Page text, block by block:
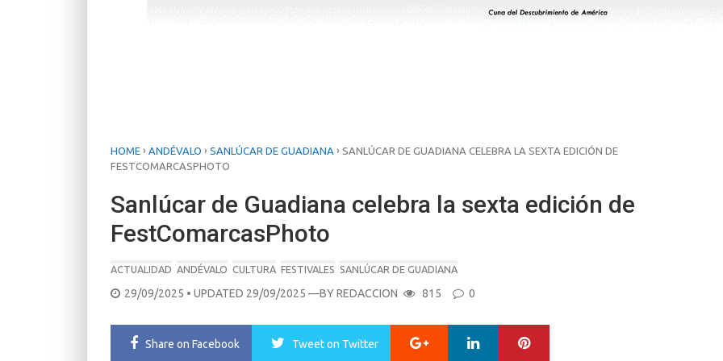
HOME › ANDÉVALO › SANLÚCAR DE GUADIANA › SANLÚCAR DE GUADIANA CELEBRA LA SEXTA EDICIÓN DE
FESTCOMARCASPHOTO
Sanlúcar de Guadiana celebra la sexta edición de
FestComarcasPhoto
ACTUALIDAD ANDÉVALO CULTURA FESTIVALES SANLÚCAR DE GUADIANA
POSTED
29/09/2025 • UPDATED 29/09/2025 —BYREDACCION 815 0
Share on Facebook Tweeton Twitter Google+ LinkedIn